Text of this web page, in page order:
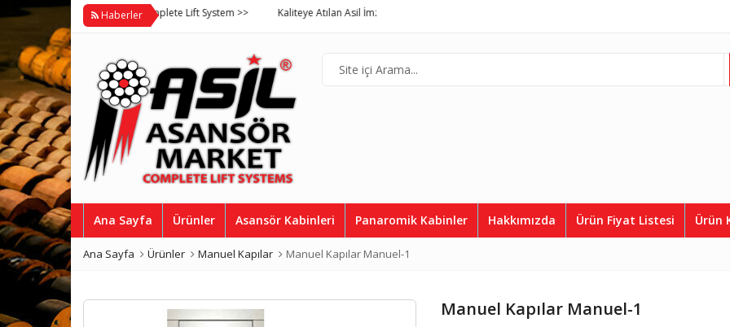
Haberler
Asil Asansör Market Complete Lift System >> Kaliteye Atılan Asil İmza, Asil Asansör
Ana Sayfa Ürünler Asansör Kabinleri Panaromik Kabinler Hakkımızda Ürün Fiyat Listesi Ürün
Ana Sayfa Ürünler Manuel Kapılar Manuel Kapılar Manuel-1
Manuel Kapılar Manuel-1